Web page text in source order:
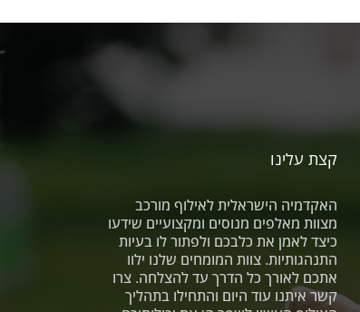
קצת עלינו
האקדמיה הישראלית לאילוף מורכב
מצוות מאלפים מנוסים ומקצועיים שידעו
כיצד לאמן את כלבכם ולפתור לו בעיות
התנהגותיות. צוות המומחים שלנו ילוו
אתכם לאורך כל הדרך עד להצלחה. צרו
קשר איתנו עוד היום והתחילו בתהליך